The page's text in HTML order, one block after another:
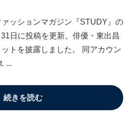
ッションマガジン『STUDY』の
日に投稿を更新。俳優・東出昌
トを披露しました。 同アカウン
...
続きを読む